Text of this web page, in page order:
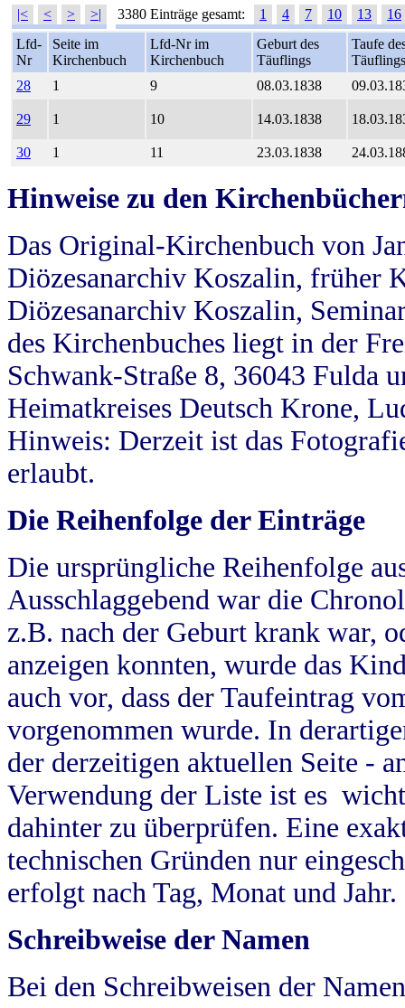
|< < > >| 3380 Einträge gesamt: 1 4 7 10 13
16
Lfd-
Nr
Seite im
Kirchenbuch
Lfd-Nr im
Kirchenbuch
Geburt des
Täuflings
Taufe
Täuflings
28
1 9 08.03.1838
29 1 10 14.03.1838
30 1 11 23.03.1838
Hinweise zu den
Das Original-Kirchenbuch von
Diözesanarchiv Koszalin, früher
Diözesanarchiv Koszalin,
des Kirchenbuches liegt in der
Schwank-Straße 8, 36043 Fulda
Heimatkreises Deutsch Krone,
Hinweis: Derzeit ist das
erlaubt.
Die Reihenfolge der Einträge
Die ursprüngliche Reihenfolge
Ausschlaggebend war die
z.B. nach der Geburt krank war,
anzeigen konnten, wurde das
auch vor, dass der Taufeintrag
vorgenommen wurde. In
der derzeitigen aktuellen Seite -
Verwendung der Liste ist es
dahinter zu überprüfen. Eine
technischen Gründen nur
erfolgt nach Tag, Monat und Jahr.
Schreibweise der Namen
Bei den Schreibweisen der